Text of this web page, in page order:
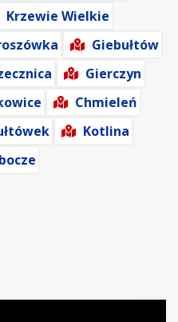
Krzewie Wielkie
Giebułtów
Gierczyn
Chmieleń
Kotlina